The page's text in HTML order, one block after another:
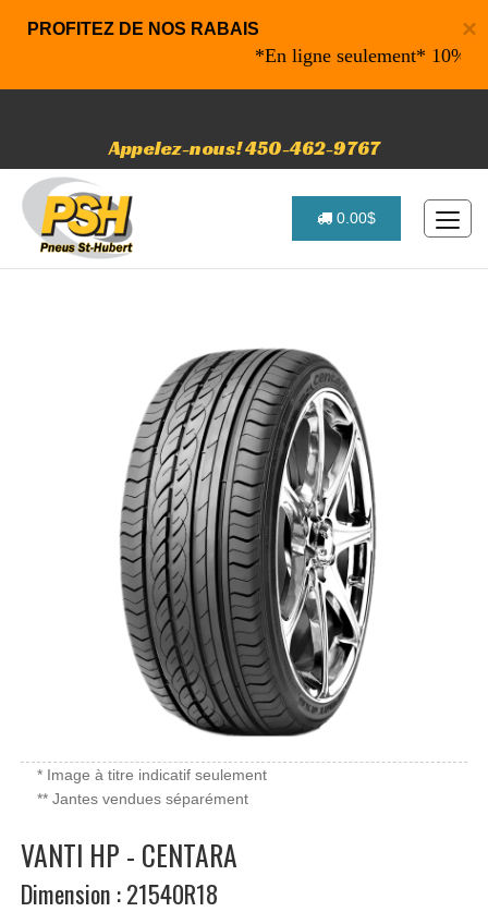
×
PROFITEZ DE NOS RABAIS
*En ligne seulement* 10% de
Appelez-nous! 450-462-9767
0.00$
* Image à titre indicatif seulement
** Jantes vendues séparément
VANTI HP - CENTARA
Dimension : 21540R18